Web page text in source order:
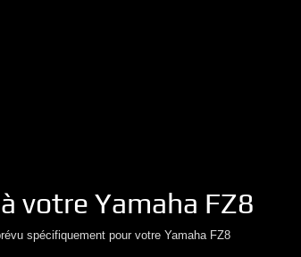
votre Yamaha FZ8
spécifiquement pour votre Yamaha FZ8